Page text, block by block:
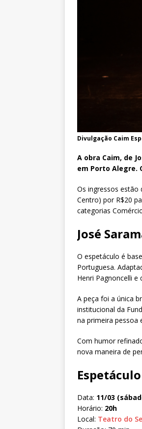
Divulgação Caim
A obra Caim, de
em Porto Alegre.
Os ingressos estão
Centro) por R$20
categorias
José
O espetáculo é
Portuguesa.
Henri Pagnoncelli e
A peça foi a única
institucional da
na primeira pessoa
Com humor
nova maneira de
Data: 11/03
Horário: 20h
Local: Teatro do